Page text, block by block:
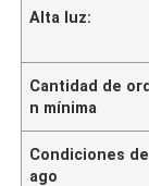
Alta luz:
Cantidad de
n mínima
Condiciones
ago